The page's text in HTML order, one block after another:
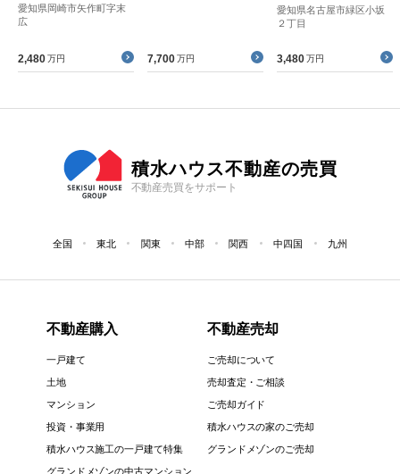
愛知県岡崎市矢作町字末
広
2,480 万円 7,700 万円
愛知県名古屋市緑区小坂
２丁目
3,480 万円
積水ハウス不動産の売買
不動産売買をサポート
全国 東北 関東 中部 関西 中四国 九州
不動産購入
一戸建て
土地
マンション
投資・事業用
積水ハウス施工の一戸建て特集
グランドメゾンの中古マンション
不動産売却
ご売却について
売却査定・ご相談
ご売却ガイド
積水ハウスの家のご売却
グランドメゾンのご売却